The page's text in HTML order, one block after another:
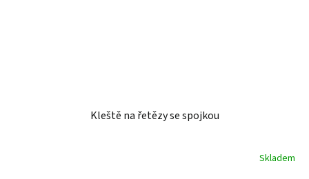
Kleště na řetězy se spojkou
Skladem